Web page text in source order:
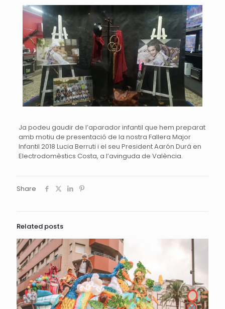
Ja podeu gaudir de l’aparador infantil que hem preparat
amb motiu de presentació de la nostra Fallera Major
Infantil 2018 Lucia Berruti i el seu President Aarón Durá en
Electrodomèstics Costa, a l’avinguda de València.
Share
Related posts